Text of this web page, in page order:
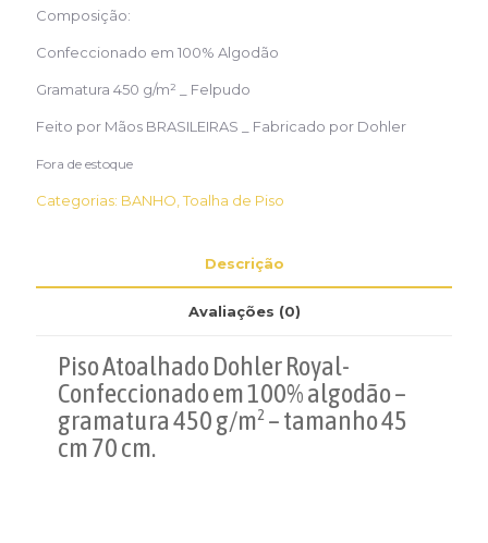
Composição:
Confeccionado em 100% Algodão
Gramatura 450 g/m² _ Felpudo
Feito por Mãos BRASILEIRAS _ Fabricado por Dohler
Fora de estoque
Categorias: BANHO ,Toalha de Piso
Descrição
Avaliações (0)
Piso Atoalhado Dohler Royal-
Confeccionado em 100% algodão –
gramatura 450 g/m² – tamanho 45
cm 70 cm.